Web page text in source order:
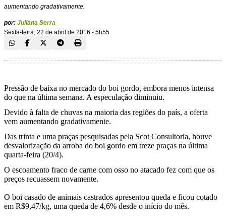
aumentando gradativamente.
por: Juliana Serra
Sexta-feira, 22 de abril de 2016 - 5h55
Pressão de baixa no mercado do boi gordo, embora menos intensa
do que na última semana. A especulação diminuiu.
Devido à falta de chuvas na maioria das regiões do país, a oferta
vem aumentando gradativamente.
Das trinta e uma praças pesquisadas pela Scot Consultoria, houve
desvalorização da arroba do boi gordo em treze praças na última
quarta-feira (20/4).
O escoamento fraco de carne com osso no atacado fez com que os
preços recuassem novamente.
O boi casado de animais castrados apresentou queda e ficou cotado
em R$9,47/kg, uma queda de 4,6% desde o início do mês.